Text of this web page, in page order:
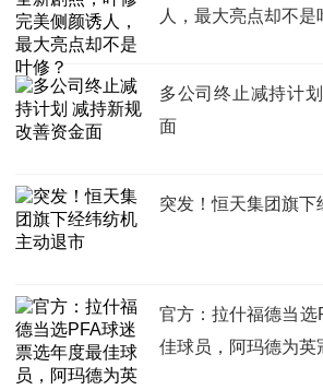
人，最大亮点却不是
多公司终止减持计
面
突发！恒天集团旗
官方：拉什福德当选
佳球员，阿玛德为英